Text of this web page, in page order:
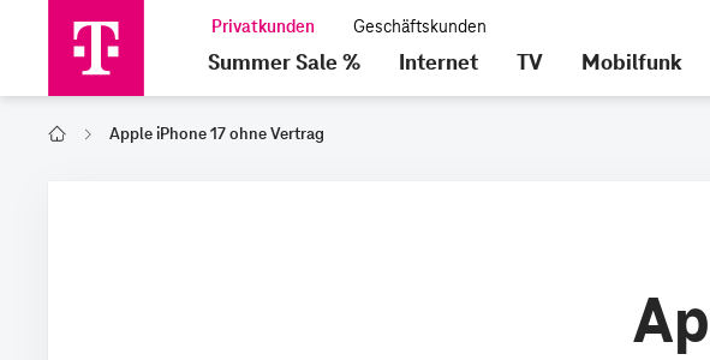
Summer Sale % Internet TV Mobilfunk
Home Apple iPhone 17 ohne Vertrag